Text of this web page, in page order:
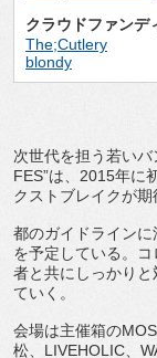
クラウドファンデ
The;Cutlery
blondy
次世代を担う若い
FES”は、2015年に
クストブレイクが期
都のガイドライン
を予定している。
者と共にしっかり
ていく。
会場は主催箱の
松、LIVEHOLIC、